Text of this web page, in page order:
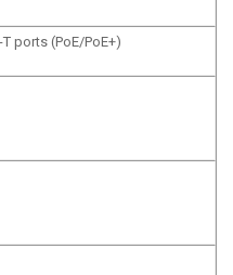
ports (PoE/PoE+)